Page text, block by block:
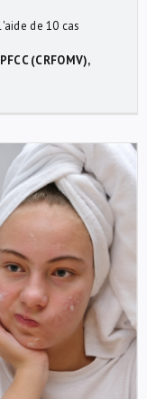
de 10 cas
(CRFOMV),